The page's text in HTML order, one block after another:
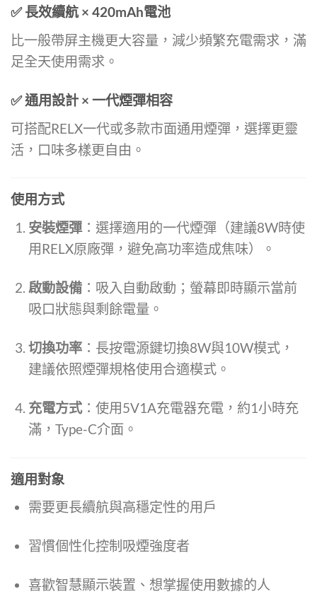
✅ 長效續航 × 420mAh電池
比一般帶屏主機更大容量，減少頻繁充電需求，滿
足全天使用需求。
✅ 通用設計 × 一代煙彈相容
可搭配RELX一代或多款市面通用煙彈，選擇更靈
活，口味多樣更自由。
使用方式
安裝煙彈：選擇適用的一代煙彈（建議8W時使
用RELX原廠彈，避免高功率造成焦味）。
啟動設備：吸入自動啟動；螢幕即時顯示當前
吸口狀態與剩餘電量。
切換功率：長按電源鍵切換8W與10W模式，
建議依照煙彈規格使用合適模式。
充電方式：使用5V1A充電器充電，約1小時充
滿，Type-C介面。
適用對象
需要更長續航與高穩定性的用戶
習慣個性化控制吸煙強度者
喜歡智慧顯示裝置、想掌握使用數據的人